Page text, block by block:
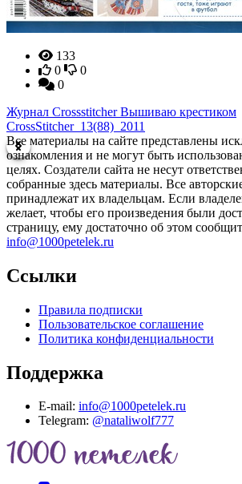
133
0
0
0
Журнал Crossstitcher Вышиваю крестиком
CrossStitcher_13(88)_2011
Все материалы на сайте представлены
ознакомления и не могут быть
целях. Создатели сайта не несут
собранные здесь материалы. Все
принадлежат их владельцам. Если
желает, чтобы его произведения были
страницу, ему достаточно об этом
info@1000petelek.ru
Ссылки
Правила подписки
Пользовательское соглашение
Политика конфиденциальности
Поддержка
E-mail: info@1000petelek.ru
Telegram: @nataliwolf777